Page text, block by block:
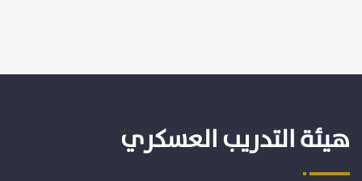
هيئة التدريب العسكري